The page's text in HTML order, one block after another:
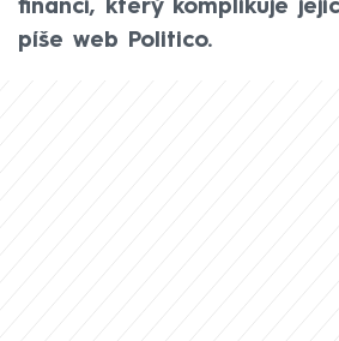
financí, který komplikuje
píše web Politico.